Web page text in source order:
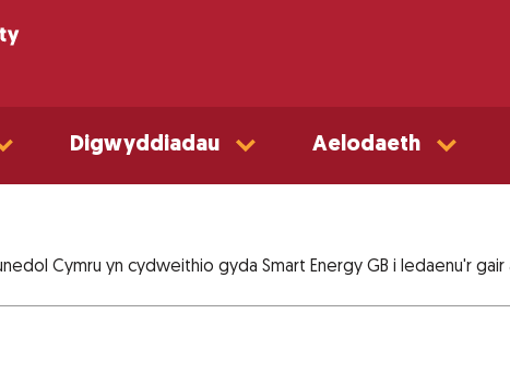
Digwyddiadau Aelodaeth
Cymru yn cydweithio gyda Smart Energy GB i ledaenu'r